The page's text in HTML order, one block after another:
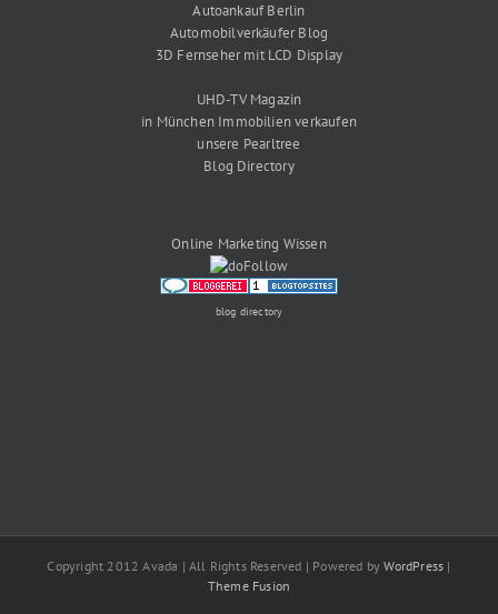
Autoankauf Berlin
Automobilverkäufer Blog
3D Fernseher mit LCD Display
UHD-TV Magazin
in München Immobilien verkaufen
unsere Pearltree
Blog Directory
Online Marketing Wissen
blog directory
Copyright 2012 Avada | All Rights Reserved | Powered byWordPress |
Theme Fusion